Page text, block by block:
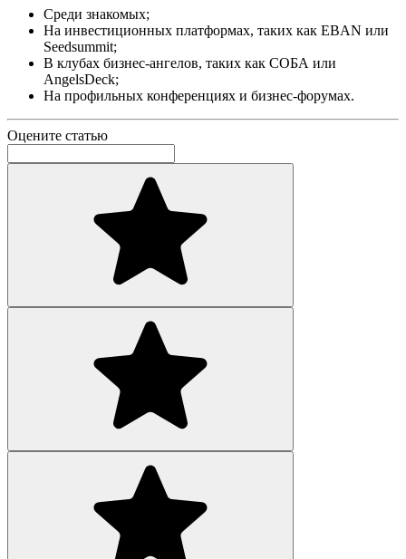
Среди знакомых;
На инвестиционных платформах, таких как EBAN или
Seedsummit;
В клубах бизнес-ангелов, таких как СОБА или
AngelsDeck;
На профильных конференциях и бизнес-форумах.
Оцените статью